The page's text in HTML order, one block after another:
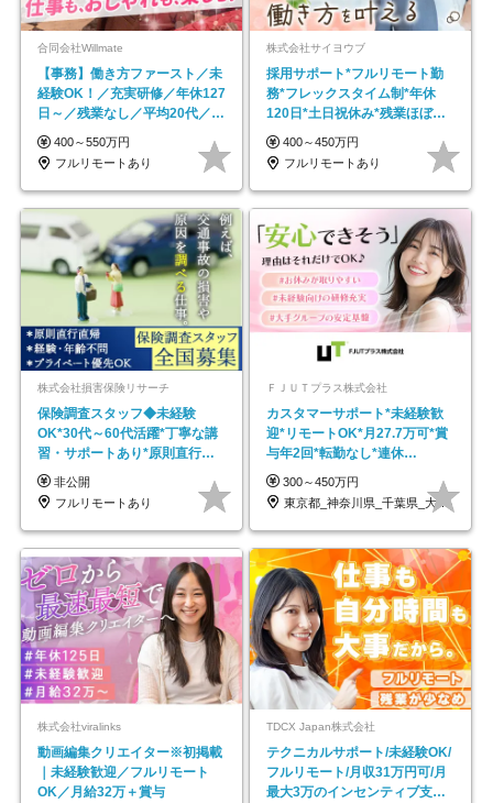
合同会社Willmate
【事務】働き方ファースト／未
経験OK！／充実研修／年休127
日～／残業なし／平均20代／リ
モートOK
400～550万円
フルリモートあり
株式会社サイヨウブ
採用サポート*フルリモート勤
務*フレックスタイム制*年休
120日*土日祝休み*残業ほぼな
し*育児中社員8割以上
400～450万円
フルリモートあり
株式会社損害保険リサーチ
保険調査スタッフ◆未経験
OK*30代～60代活躍*丁寧な講
習・サポートあり*原則直行直
帰／全国募集・業務委託
非公開
フルリモートあり
ＦＪＵＴプラス株式会社
カスタマーサポート*未経験歓
迎*リモートOK*月27.7万可*賞
与年2回*転勤なし*連休
OK/ZE010232
300～450万円
東京都_神奈川県_千葉県_大阪府_愛知県…
株式会社viralinks
動画編集クリエイター※初掲載
｜未経験歓迎／フルリモート
OK／月給32万＋賞与
TDCX Japan株式会社
テクニカルサポート/未経験OK/
フルリモート/月収31万円可/月
最大3万のインセンティブ支給/